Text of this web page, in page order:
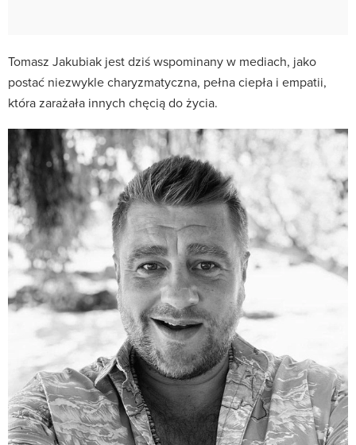
Tomasz Jakubiak jest dziś wspominany w mediach, jako
postać niezwykle charyzmatyczna, pełna ciepła i empatii,
która zarażała innych chęcią do życia.